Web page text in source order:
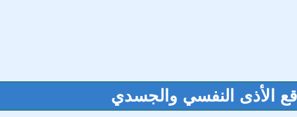
الأذى النفسي والجسدي